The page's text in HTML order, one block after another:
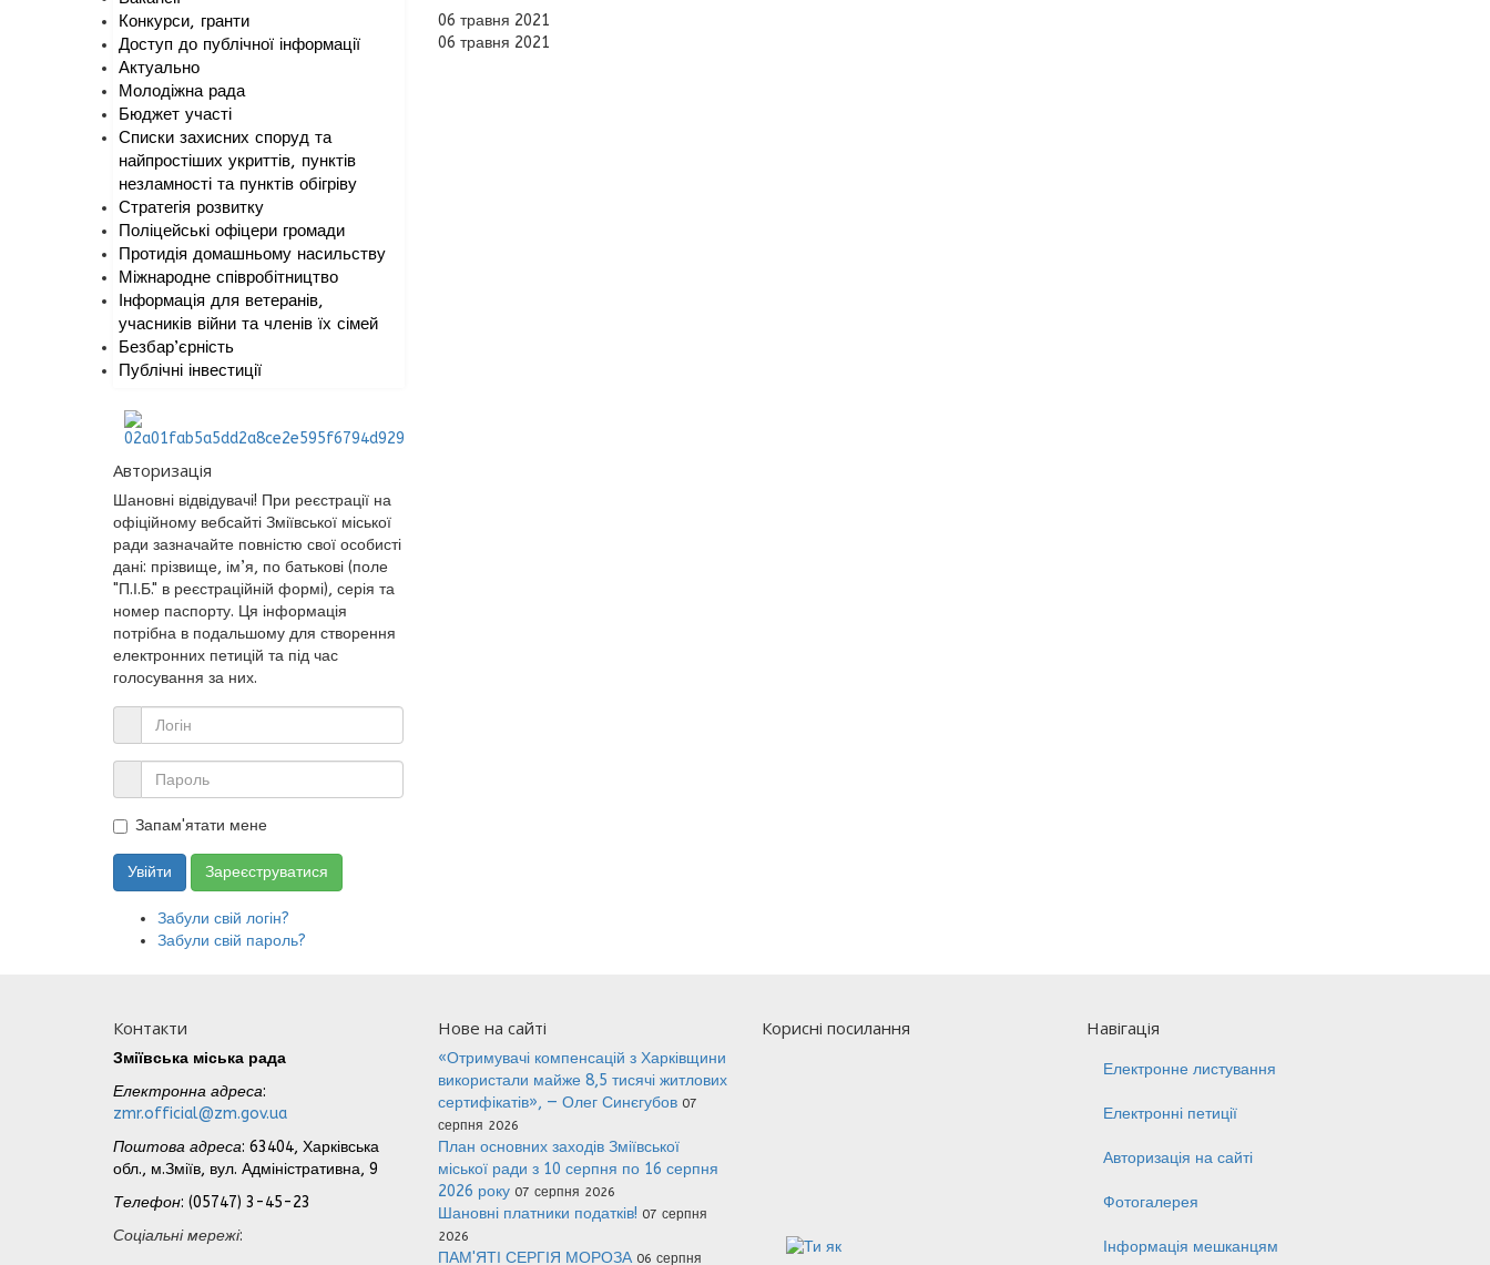
Конкурси, гранти
Доступ до публічної інформації
Актуально
Молодіжна рада
Бюджет участі
Списки захисних споруд та
найпростіших укриттів, пунктів
незламності та пунктів обігріву
Стратегія розвитку
Поліцейські офіцери громади
Протидія домашньому насильству
Міжнародне співробітництво
Інформація для ветеранів,
учасників війни та членів їх сімей
Безбар’єрність
Публічні інвестиції
Авторизація
Шановні відвідувачі! При реєстрації на
офіційному вебсайті Зміївської міської
ради зазначайте повністю свої особисті
дані: прізвище, ім’я, по батькові (поле
"П.І.Б." в реєстраційній формі), серія та
номер паспорту. Ця інформація
потрібна в подальшому для створення
електронних петицій та під час
голосування за них.
Запам'ятати мене
Увійти Зареєструватися
Забули свій логін?
Забули свій пароль?
06 травня 2021
06 травня 2021
Контакти
Зміївська міська рада
Електронна адреса:
zmr.official@zm.gov.ua
Поштова адреса: 63404, Харківська
обл., м.Зміїв, вул. Адміністративна, 9
Телефон: (05747) 3-45-23
Соціальні мережі:
Нове на сайті
«Отримувачі компенсацій з Харківщини
використали майже 8,5 тисячі житлових
сертифікатів», — Олег Синєгубов 07
серпня 2026
План основних заходів Зміївської
міської ради з 10 серпня по 16 серпня
2026 року 07 серпня 2026
Шановні платники податків! 07 серпня
2026
ПАМ'ЯТІ СЕРГІЯ МОРОЗА 06 серпня
Корисні посилання Навігація
Електронне листування
Електронні петиції
Авторизація на сайті
Фотогалерея
Інформація мешканцям